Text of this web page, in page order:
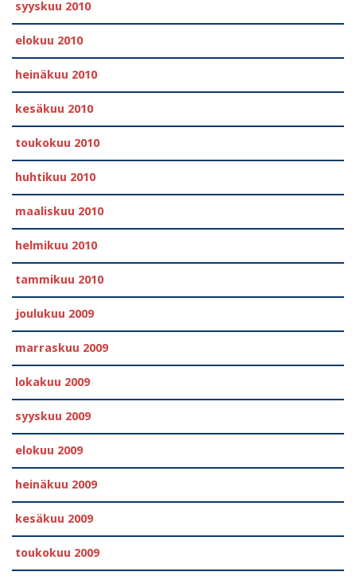
syyskuu 2010
elokuu 2010
heinäkuu 2010
kesäkuu 2010
toukokuu 2010
huhtikuu 2010
maaliskuu 2010
helmikuu 2010
tammikuu 2010
joulukuu 2009
marraskuu 2009
lokakuu 2009
syyskuu 2009
elokuu 2009
heinäkuu 2009
kesäkuu 2009
toukokuu 2009